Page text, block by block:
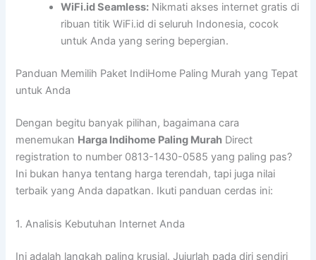
WiFi.id Seamless: Nikmati akses internet gratis di
ribuan titik WiFi.id di seluruh Indonesia, cocok
untuk Anda yang sering bepergian.
Panduan Memilih Paket IndiHome Paling Murah yang Tepat
untuk Anda
Dengan begitu banyak pilihan, bagaimana cara
menemukan Harga Indihome Paling Murah Direct
registration to number 0813-1430-0585 yang paling pas?
Ini bukan hanya tentang harga terendah, tapi juga nilai
terbaik yang Anda dapatkan. Ikuti panduan cerdas ini:
1. Analisis Kebutuhan Internet Anda
Ini adalah langkah paling krusial. Jujurlah pada diri sendiri